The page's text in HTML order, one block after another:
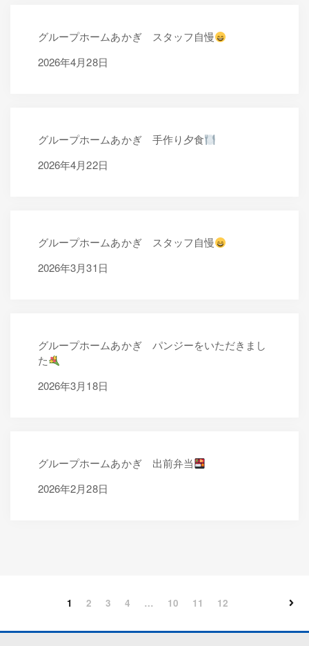
グループホームあかぎ スタッフ自慢
2026年4月28日
グループホームあかぎ 手作り夕食
2026年4月22日
グループホームあかぎ スタッフ自慢
2026年3月31日
グループホームあかぎ パンジーをいただきまし
た
2026年3月18日
グループホームあかぎ 出前弁当
2026年2月28日
1 2 3 4 … 10 11 12